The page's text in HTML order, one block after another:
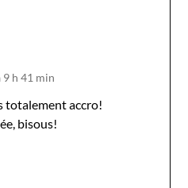
h 41 min
totalement accro!
bisous!